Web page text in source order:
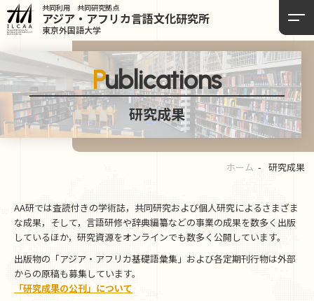
共同利用 共同研究拠点
アジア・アフリカ言語文化研究所
東京外国語大学
Publications
研究成果
ホーム 研究成果
AA研では査読付きの学術誌，共同研究および個人研究によるさまざま
な成果，そして，言語研修や辞典編纂などの事業の成果を数多く出版
しているほか，研究資源をオンラインでも数多く公開しています。
出版物の「アジア・アフリカ基礎語彙集」および各定期刊行物は外部
からの原稿も募集しています。
「研究成果の公刊」について